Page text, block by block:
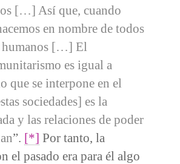
[…] Así que, cuando
en nombre de todos
humanos […] El
es igual a
que se interpone en el
sociedades] es la
y las relaciones de poder
”. [*] Por tanto, la
el pasado era para él algo